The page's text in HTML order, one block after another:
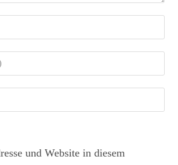
und Website in diesem